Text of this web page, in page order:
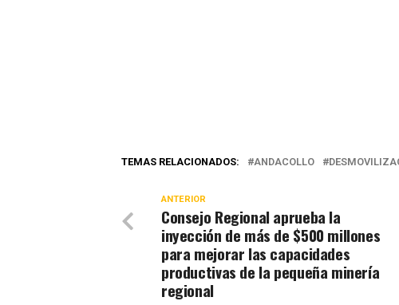
TEMAS RELACIONADOS: ANDACOLLO
ANTERIOR
Consejo Regional aprueba la
inyección de más de $500 millones
para mejorar las capacidades
productivas de la pequeña minería
regional